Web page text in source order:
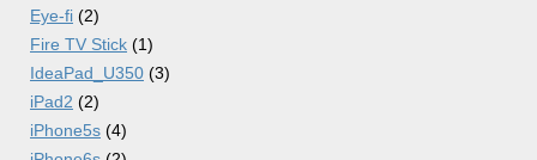
Eye-fi (2)
Fire TV Stick (1)
IdeaPad_U350 (3)
iPad2 (2)
iPhone5s (4)